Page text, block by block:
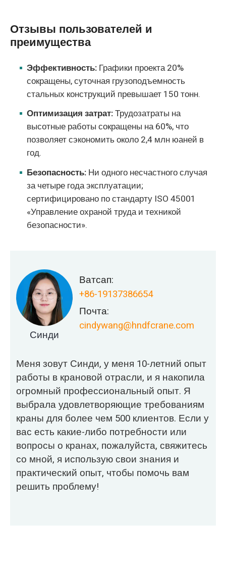
Отзывы пользователей и
преимущества
Эффективность: Графики проекта 20%
сокращены, суточная грузоподъемность
стальных конструкций превышает 150 тонн.
Оптимизация затрат:Трудозатраты на
высотные работы сокращены на 60%, что
позволяет сэкономить около 2,4 млн юаней в
год.
Безопасность: Ни одного несчастного случая
за четыре года эксплуатации;
сертифицировано по стандарту ISO 45001
«Управление охраной труда и техникой
безопасности».
Синди
Ватсап:
+86-19137386654
Почта:
cindywang@hndfcrane.com
Меня зовут Синди, у меня 10-летний опыт
работы в крановой отрасли, и я накопила
огромный профессиональный опыт. Я
выбрала удовлетворяющие требованиям
краны для более чем 500 клиентов. Если у
вас есть какие-либо потребности или
вопросы о кранах, пожалуйста, свяжитесь
со мной, я использую свои знания и
практический опыт, чтобы помочь вам
решить проблему!